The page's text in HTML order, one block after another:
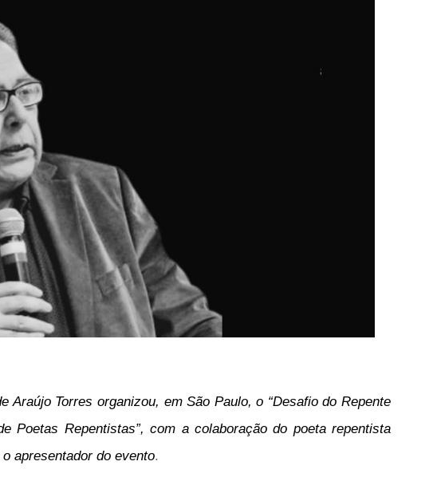
Araújo Torres organizou, em São Paulo, o “Desafio do Repente
Poetas Repentistas”, com a colaboração do poeta repentista
apresentador do evento.